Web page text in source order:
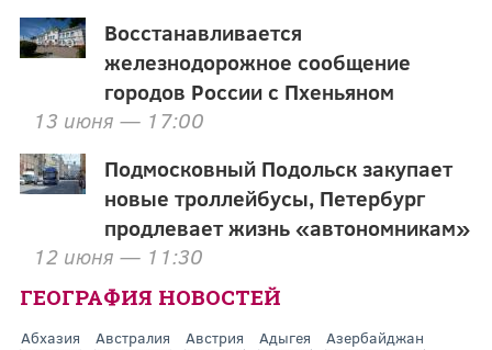
Восстанавливается
железнодорожное сообщение
городов России с Пхеньяном
13 июня — 17:00
Подмосковный Подольск закупает
новые троллейбусы, Петербург
продлевает жизнь «автономникам»
12 июня — 11:30
ГЕОГРАФИЯ НОВОСТЕЙ
Абхазия Австралия Австрия Адыгея
Азербайджан